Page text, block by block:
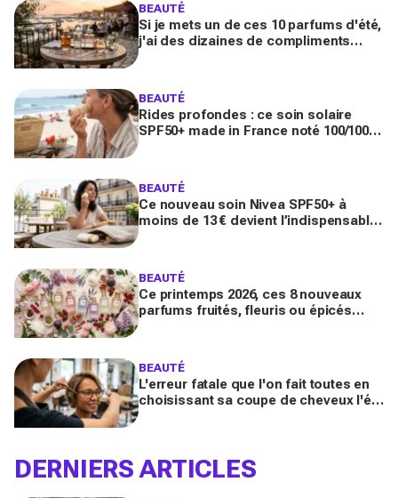
BEAUTÉ
Si je mets un de ces 10 parfums d'été,
j'ai des dizaines de compliments
BEAUTÉ
Rides profondes : ce soin solaire
SPF50+ made in France noté 100/100
BEAUTÉ
Ce nouveau soin Nivea SPF50+ à
moins de 13 € devient l’indispensable
BEAUTÉ
Ce printemps 2026, ces 8 nouveaux
parfums fruités, fleuris ou épicés
BEAUTÉ
L'erreur fatale que l'on fait toutes en
choisissant sa coupe de cheveux l'été
DERNIERS ARTICLES